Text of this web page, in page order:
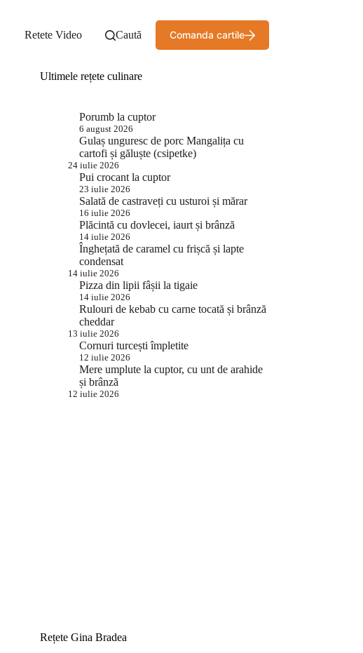
Retete Video Caută Comanda cartile
Ultimele rețete culinare
Porumb la cuptor
6 august 2026
Gulaș unguresc de porc Mangalița cu
cartofi și găluște (csipetke)
24 iulie 2026
Pui crocant la cuptor
23 iulie 2026
Salată de castraveți cu usturoi și mărar
16 iulie 2026
Plăcintă cu dovlecei, iaurt și brânză
14 iulie 2026
Înghețată de caramel cu frișcă și lapte
condensat
14 iulie 2026
Pizza din lipii fâșii la tigaie
14 iulie 2026
Rulouri de kebab cu carne tocată și brânză
cheddar
13 iulie 2026
Cornuri turcești împletite
12 iulie 2026
Mere umplute la cuptor, cu unt de arahide
și brânză
12 iulie 2026
Rețete Gina Bradea